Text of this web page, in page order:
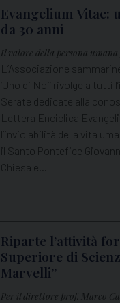
Evangelium Vitae:
da 30 anni
Il valore della persona
L’Associazione
‘Uno di Noi’ rivolge a tutti
Serate dedicate alla
Lettera Enciclica
l’inviolabilità della vita
il Santo Pontefice
Chiesa e…
Riparte l’attività
Superiore di
Marvelli”
Per il direttore prof. Marco